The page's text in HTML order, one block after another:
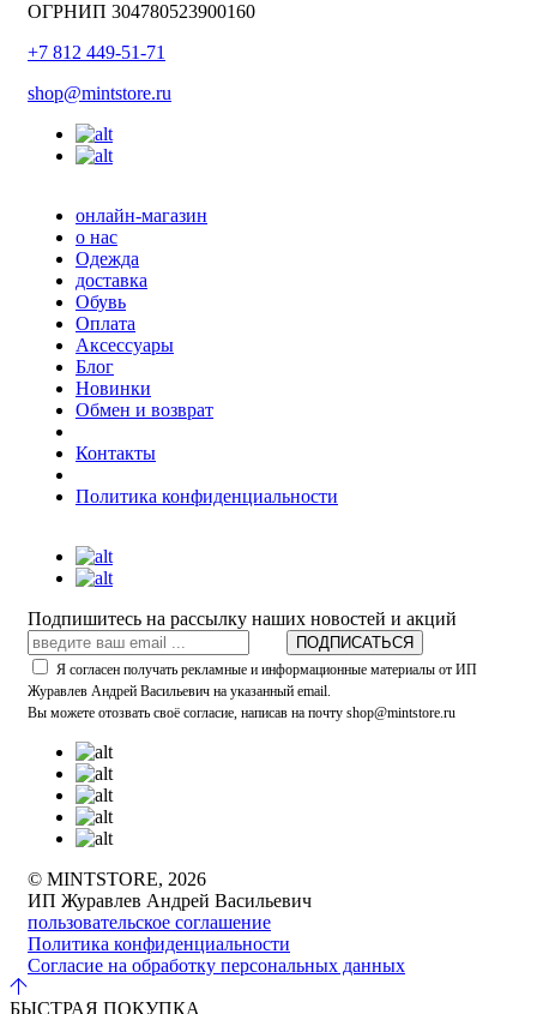
ОГРНИП 304780523900160
+7 812 449-51-71
shop@mintstore.ru
онлайн-магазин
о нас
Одежда
доставка
Обувь
Оплата
Аксессуары
Блог
Новинки
Обмен и возврат
Контакты
Политика конфиденциальности
Подпишитесь на рассылку наших новостей и акций
ПОДПИСАТЬСЯ
Я согласен получать рекламные и информационные материалы от ИП
Журавлев Андрей Васильевич на указанный email.
Вы можете отозвать своё согласие, написав на почту shop@mintstore.ru
© MINTSTORE, 2026
ИП Журавлев Андрей Васильевич
пользовательское соглашение
Политика конфиденциальности
Согласие на обработку персональных данных
БЫСТРАЯ ПОКУПКА